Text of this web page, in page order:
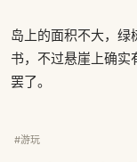
岛上的面积不大，绿
书，不过悬崖上确
罢了。
#游玩